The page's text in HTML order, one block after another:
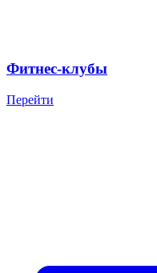
Фитнес-клубы
Перейти